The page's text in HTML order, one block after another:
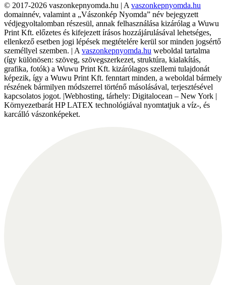
© 2017-2026 vaszonkepnyomda.hu | A vaszonkepnyomda.hu
domainnév, valamint a „Vászonkép Nyomda” név bejegyzett
védjegyoltalomban részesül, annak felhasználása kizárólag a Wuwu
Print Kft. előzetes és kifejezett írásos hozzájárulásával lehetséges,
ellenkező esetben jogi lépések megtételére kerül sor minden jogsértő
személlyel szemben. | A vaszonkepnyomda.hu weboldal tartalma
(így különösen: szöveg, szövegszerkezet, struktúra, kialakítás,
grafika, fotók) a Wuwu Print Kft. kizárólagos szellemi tulajdonát
képezik, így a Wuwu Print Kft. fenntart minden, a weboldal bármely
részének bármilyen módszerrel történő másolásával, terjesztésével
kapcsolatos jogot. |Webhosting, tárhely: Digitalocean – New York |
Környezetbarát HP LATEX technológiával nyomtatjuk a víz-, és
karcálló vászonképeket.